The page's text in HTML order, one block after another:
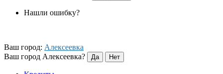
Нашли ошибку?
Ваш город: Алексеевка
Ваш город Алексеевка?